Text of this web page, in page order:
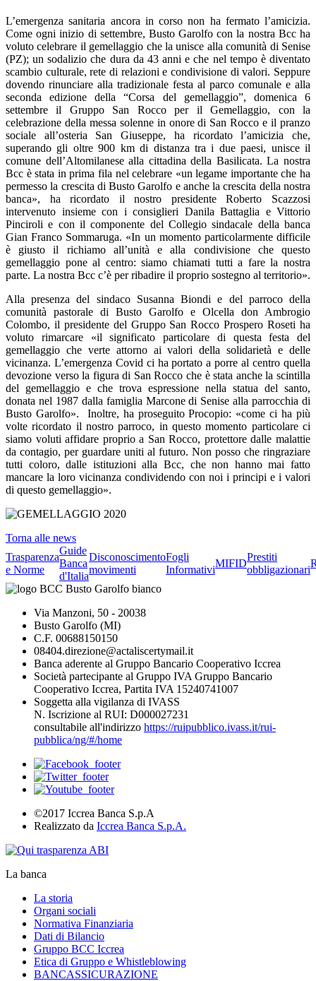
L’emergenza sanitaria ancora in corso non ha fermato l’amicizia.
Come ogni inizio di settembre, Busto Garolfo con la nostra Bcc ha
voluto celebrare il gemellaggio che la unisce alla comunità di Senise
(PZ); un sodalizio che dura da 43 anni e che nel tempo è diventato
scambio culturale, rete di relazioni e condivisione di valori. Seppure
dovendo rinunciare alla tradizionale festa al parco comunale e alla
seconda edizione della “Corsa del gemellaggio”, domenica 6
settembre il Gruppo San Rocco per il Gemellaggio, con la
celebrazione della messa solenne in onore di San Rocco e il pranzo
sociale all’osteria San Giuseppe, ha ricordato l’amicizia che,
superando gli oltre 900 km di distanza tra i due paesi, unisce il
comune dell’Altomilanese alla cittadina della Basilicata. La nostra
Bcc è stata in prima fila nel celebrare «un legame importante che ha
permesso la crescita di Busto Garolfo e anche la crescita della nostra
banca», ha ricordato il nostro presidente Roberto Scazzosi
intervenuto insieme con i consiglieri Danila Battaglia e Vittorio
Pinciroli e con il componente del Collegio sindacale della banca
Gian Franco Sommaruga. «In un momento particolarmente difficile
è giusto il richiamo all’unità e alla condivisione che questo
gemellaggio pone al centro: siamo chiamati tutti a fare la nostra
parte. La nostra Bcc c’è per ribadire il proprio sostegno al territorio».
Alla presenza del sindaco Susanna Biondi e del parroco della
comunità pastorale di Busto Garolfo e Olcella don Ambrogio
Colombo, il presidente del Gruppo San Rocco Prospero Roseti ha
voluto rimarcare «il significato particolare di questa festa del
gemellaggio che verte attorno ai valori della solidarietà e delle
vicinanza. L’emergenza Covid ci ha portato a porre al centro quella
devozione verso la figura di San Rocco che è stata anche la scintilla
del gemellaggio e che trova espressione nella statua del santo,
donata nel 1987 dalla famiglia Marcone di Senise alla parrocchia di
Busto Garolfo». Inoltre, ha proseguito Procopio: «come ci ha più
volte ricordato il nostro parroco, in questo momento particolare ci
siamo voluti affidare proprio a San Rocco, protettore dalle malattie
da contagio, per guardare uniti al futuro. Non posso che ringraziare
tutti coloro, dalle istituzioni alla Bcc, che non hanno mai fatto
mancare la loro vicinanza condividendo con noi i principi e i valori
di questo gemellaggio».
Torna alle news
Trasparenza
e Norme
Guide
Banca
d'Italia
Disconoscimento
movimenti
Fogli
Informativi
MIFID
Prestiti
obbligazionari
Via Manzoni, 50 - 20038
Busto Garolfo (MI)
C.F. 00688150150
08404.direzione@actaliscertymail.it
Banca aderente al Gruppo Bancario Cooperativo Iccrea
Società partecipante al Gruppo IVA Gruppo Bancario
Cooperativo Iccrea, Partita IVA 15240741007
Soggetta alla vigilanza di IVASS
N. Iscrizione al RUI: D000027231
consultabile all'indirizzo https://ruipubblico.ivass.it/rui-
pubblica/ng/#/home
©2017 Iccrea Banca S.p.A
Realizzato da Iccrea Banca S.p.A.
La banca
La storia
Organi sociali
Normativa Finanziaria
Dati di Bilancio
Gruppo BCC Iccrea
Etica di Gruppo e Whistleblowing
BANCASSICURAZIONE